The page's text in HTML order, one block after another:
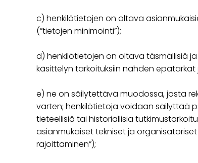
c) henkilötietojen on oltava
(”tietojen minimointi”);
d) henkilötietojen on oltava täsmällisiä
käsittelyn tarkoituksiin nähden
e) ne on säilytettävä muodossa, josta
varten; henkilötietoja voidaan säilyttää
tieteellisiä tai historiallisia
asianmukaiset tekniset ja
rajoittaminen”);